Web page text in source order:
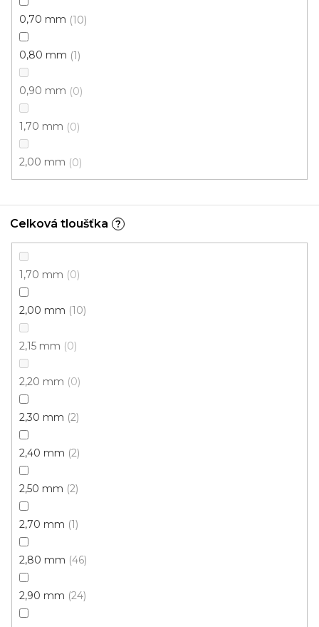
0,70 mm 10
0,80 mm 1
0,90 mm 0
1,70 mm 0
2,00 mm 0
Celková tloušťka ?
1,70 mm 0
2,00 mm 10
2,15 mm 0
2,20 mm 0
2,30 mm 2
2,40 mm 2
2,50 mm 2
2,70 mm 1
2,80 mm 46
2,90 mm 24
Skladem externě, odesíláme do 2-3 dnů
389 Kč
4 m
PVC podlaha POLARIS Lime Oak 690M
389 Kč / m2
4 m